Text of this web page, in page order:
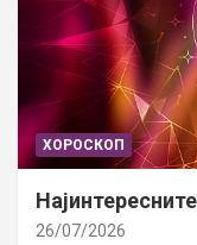
ХОРОСКОП
26/07/2026